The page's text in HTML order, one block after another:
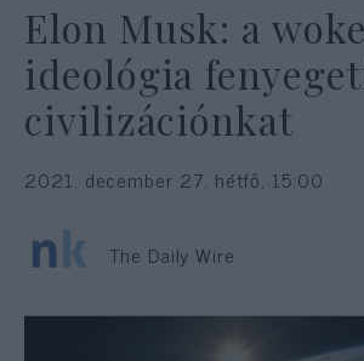
Elon Musk: a woke
ideológia
civilizációnkat
2021. december 27. hétfő, 15:00
The Daily Wire